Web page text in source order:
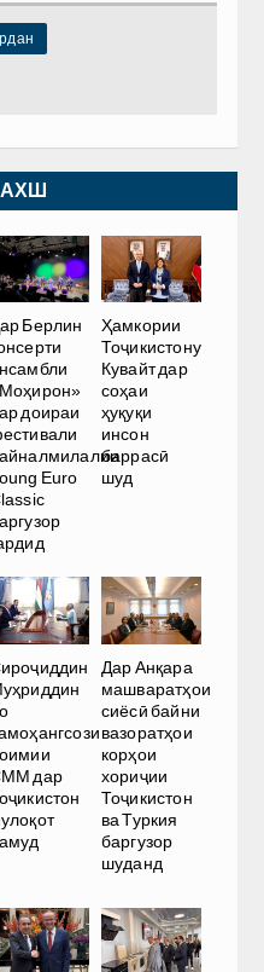
Берлин
доираи
Euro
Ҳамкории
Тоҷикистону
Кувайт дар
соҳаи
ҳуқуқи
инсон
баррасӣ
шуд
дар
Дар Анқара
машваратҳои
сиёсӣ байни
вазоратҳои
корҳои
хориҷии
Тоҷикистон
ва Туркия
баргузор
шуданд